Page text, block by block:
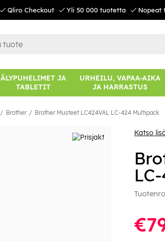
Qliro Checkout Yli 50 000 tuotetta Nopeat
ÄLYPUHELIMET JA
TABLETIT
URHEILU, VAPAA-AIKA
JA HARRASTUS
Brother Brother Musteet LC424VAL LC-424 Multipack
Katso